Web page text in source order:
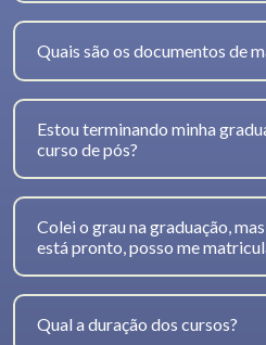
Quais são os documentos de
Estou terminando minha
curso de pós?
Colei o grau na graduação,
está pronto, posso me
Qual a duração dos cursos?